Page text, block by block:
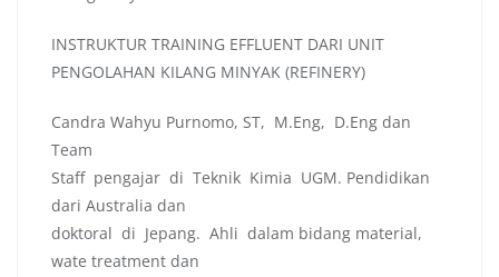
INSTRUKTUR TRAINING EFFLUENT DARI UNIT
PENGOLAHAN KILANG MINYAK (REFINERY)
Candra Wahyu Purnomo, ST, M.Eng, D.Eng dan
Team
Staff pengajar di Teknik Kimia UGM. Pendidikan
dari Australia dan
doktoral di Jepang. Ahli dalam bidang material,
wate treatment dan